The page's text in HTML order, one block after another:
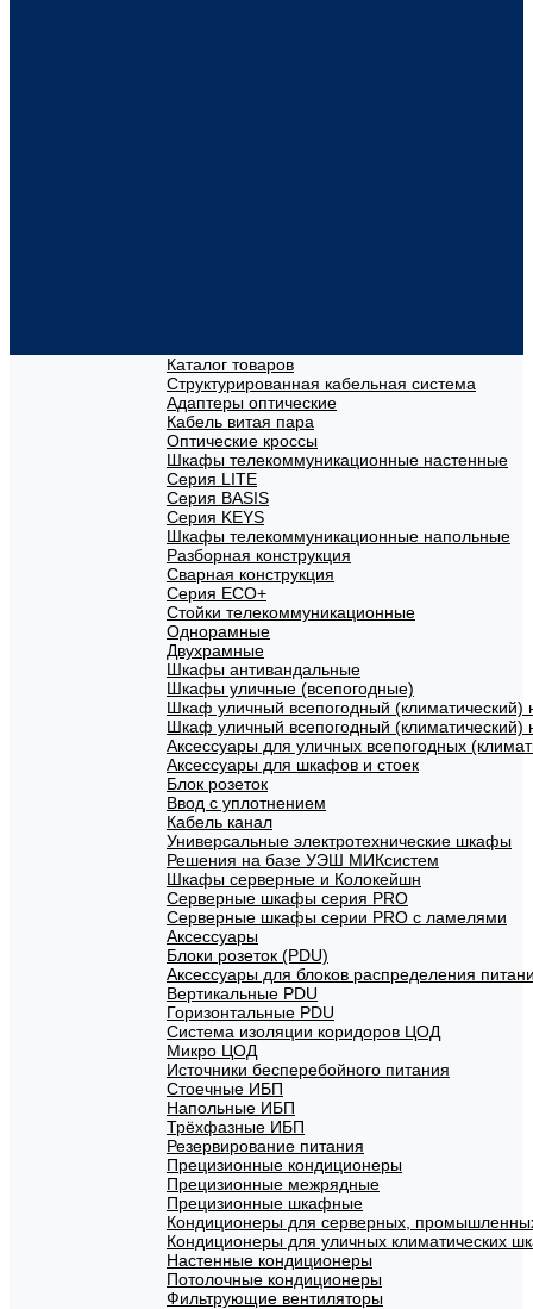
Каталог товаров
Структурированная кабельная система
Адаптеры оптические
Кабель витая пара
Оптические кроссы
Шкафы телекоммуникационные настенные
Cерия LITE
Cерия BASIS
Cерия KEYS
Шкафы телекоммуникационные напольные
Разборная конструкция
Сварная конструкция
Серия ECO+
Стойки телекоммуникационные
Однорамные
Двухрамные
Шкафы антивандальные
Шкафы уличные (всепогодные)
Шкаф уличный всепогодный (климатический)
Шкаф уличный всепогодный (климатический)
Аксессуары для уличных всепогодных
Аксессуары для шкафов и стоек
Блок розеток
Ввод с уплотнением
Кабель канал
Универсальные электротехнические шкафы
Решения на базе УЭШ МИКсистем
Шкафы серверные и Колокейшн
Серверные шкафы серия PRO
Серверные шкафы серии PRO с ламелями
Аксессуары
Блоки розеток (PDU)
Аксессуары для блоков распределения
Вертикальные PDU
Горизонтальные PDU
Система изоляции коридоров ЦОД
Микро ЦОД
Источники бесперебойного питания
Стоечные ИБП
Напольные ИБП
Трёхфазные ИБП
Резервирование питания
Прецизионные кондиционеры
Прецизионные межрядные
Прецизионные шкафные
Кондиционеры для серверных,
Кондиционеры для уличных климатических
Настенные кондиционеры
Потолочные кондиционеры
Фильтрующие вентиляторы